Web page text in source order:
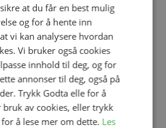
og unik passform. Nydelig lue i
som holder barnet varmt og god i
at du får en best mulig
og for å hente inn
vi kan analysere hvordan
Vi bruker også cookies
innhold til deg, og for
annonser til deg, også på
Trykk Godta elle for å
bruk av cookies, eller trykk
for å lese mer om dette. Les